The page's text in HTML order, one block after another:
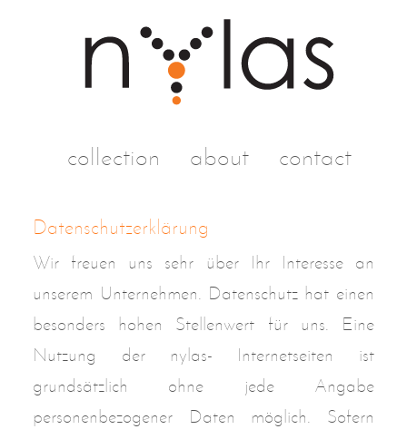
überspringen
collection about contact
Datenschutzerklärung
Wir freuen uns sehr über Ihr Interesse an
unserem Unternehmen. Datenschutz hat einen
besonders hohen Stellenwert für uns. Eine
Nutzung der nylas- Internetseiten ist
grundsätzlich ohne jede Angabe
personenbezogener Daten möglich. Sofern